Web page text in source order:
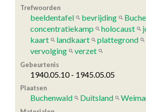
Trefwoorden
beeldentafel bevrijding
concentratiekamp
holocaust
kaart
landkaart plattegrond
vervolging
verzet
Gebeurtenis
1940.05.10 - 1945.05.05
Plaatsen
Buchenwald Duitsland